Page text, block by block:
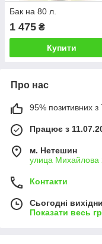
Бак на 80 л.
1 475 ₴
Купити
Про нас
95% позитивних з
Працює з
м. Нетешин
улица Михайлова
Контакти
Сьогодні
Показати весь